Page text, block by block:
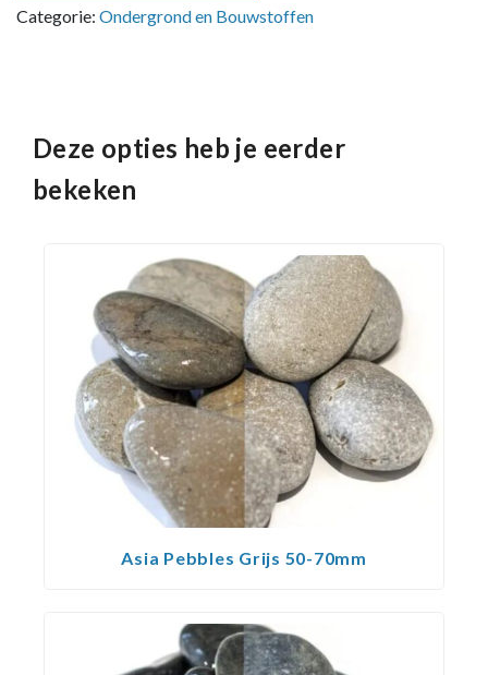
Categorie: Ondergrond en Bouwstoffen
Deze opties heb je eerder
bekeken
Asia Pebbles Grijs 50-70mm